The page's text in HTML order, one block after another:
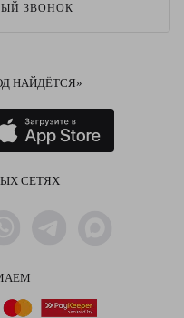
ЗВОНОК
НАЙДЁТСЯ»
СЕТЯХ